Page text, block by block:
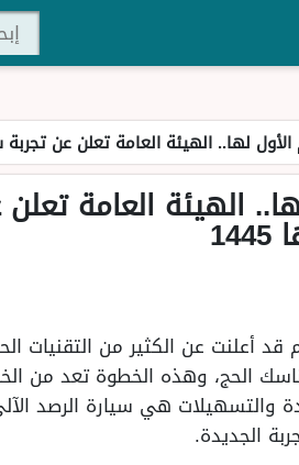
لها.. الهيئة العامة تعلن عن تجربة
الهيئة العامة
قد أعلنت عن الكثير من
الحج، وهذه الخطوة تعد من
والتسهيلات هي سيارة الرصد
الجديدة.